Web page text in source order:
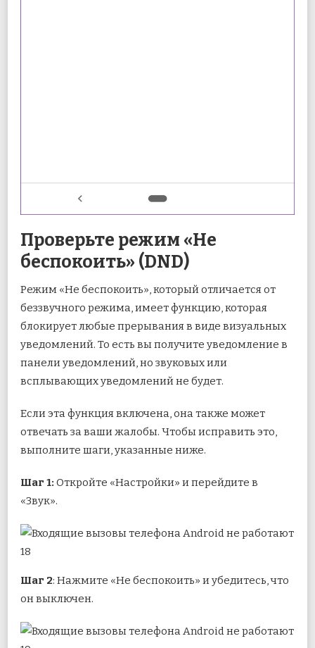
Проверьте режим «Не
беспокоить» (DND)
Режим «Не беспокоить», который отличается от
беззвучного режима, имеет функцию, которая
блокирует любые прерывания в виде визуальных
уведомлений. То есть вы получите уведомление в
панели уведомлений, но звуковых или
всплывающих уведомлений не будет.
Если эта функция включена, она также может
отвечать за ваши жалобы. Чтобы исправить это,
выполните шаги, указанные ниже.
Шаг 1: Откройте «Настройки» и перейдите в
«Звук».
Шаг 2: Нажмите «Не беспокоить» и убедитесь, что
он выключен.